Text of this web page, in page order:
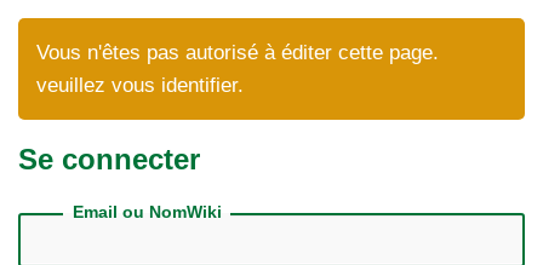
Vous n'êtes pas autorisé à éditer cette page.
veuillez vous identifier.
Se connecter
Email ou NomWiki